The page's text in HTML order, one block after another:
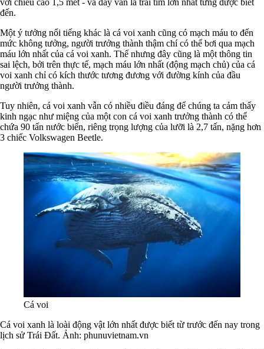
với chiều cao 1,5 mét - và đây vẫn là trái tim lớn nhất từng được biết
đến.
Một ý tưởng nổi tiếng khác là cá voi xanh cũng có mạch máu to đến
mức không tưởng, người trưởng thành thậm chí có thể bơi qua mạch
máu lớn nhất của cá voi xanh. Thế nhưng đây cũng là một thông tin
sai lệch, bởi trên thực tế, mạch máu lớn nhất (động mạch chủ) của cá
voi xanh chỉ có kích thước tương đương với đường kính của đầu
người trưởng thành.
Tuy nhiên, cá voi xanh vẫn có nhiều điều đáng để chúng ta cảm thấy
kinh ngạc như miệng của một con cá voi xanh trưởng thành có thể
chứa 90 tấn nước biển, riêng trọng lượng của lưỡi là 2,7 tấn, nặng hơn
3 chiếc Volkswagen Beetle.
Cá voi
Cá voi xanh là loài động vật lớn nhất được biết từ trước đến nay trong
lịch sử Trái Đất. Ảnh: phunuvietnam.vn